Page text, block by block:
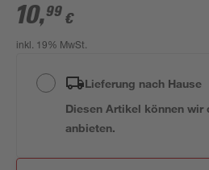
10,99 €
inkl. 19% MwSt.
Lieferung nach Hause
Diesen Artikel können
anbieten.